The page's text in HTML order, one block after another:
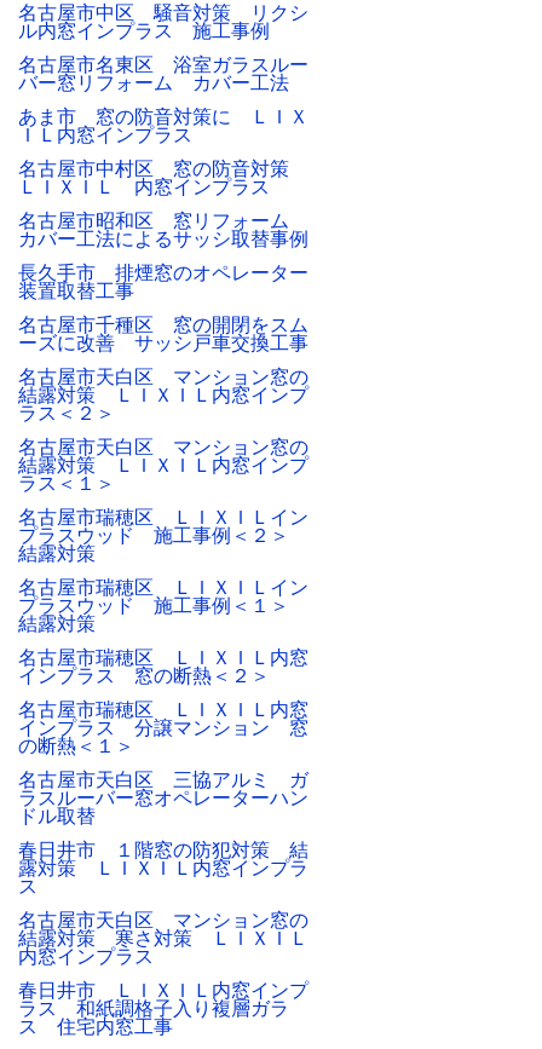
名古屋市中区 騒音対策 リクシ
ル内窓インプラス 施工事例
名古屋市名東区 浴室ガラスルー
バー窓リフォーム カバー工法
あま市 窓の防音対策に ＬＩＸ
ＩＬ内窓インプラス
名古屋市中村区 窓の防音対策
ＬＩＸＩＬ 内窓インプラス
名古屋市昭和区 窓リフォーム
カバー工法によるサッシ取替事例
長久手市 排煙窓のオペレーター
装置取替工事
名古屋市千種区 窓の開閉をスム
ーズに改善 サッシ戸車交換工事
名古屋市天白区 マンション窓の
結露対策 ＬＩＸＩＬ内窓インプ
ラス＜２＞
名古屋市天白区 マンション窓の
結露対策 ＬＩＸＩＬ内窓インプ
ラス＜１＞
名古屋市瑞穂区 ＬＩＸＩＬイン
プラスウッド 施工事例＜２＞
結露対策
名古屋市瑞穂区 ＬＩＸＩＬイン
プラスウッド 施工事例＜１＞
結露対策
名古屋市瑞穂区 ＬＩＸＩＬ内窓
インプラス 窓の断熱＜２＞
名古屋市瑞穂区 ＬＩＸＩＬ内窓
インプラス 分譲マンション 窓
の断熱＜１＞
名古屋市天白区 三協アルミ ガ
ラスルーバー窓オペレーターハン
ドル取替
春日井市 １階窓の防犯対策 結
露対策 ＬＩＸＩＬ内窓インプラ
ス
名古屋市天白区 マンション窓の
結露対策 寒さ対策 ＬＩＸＩＬ
内窓インプラス
春日井市 ＬＩＸＩＬ内窓インプ
ラス 和紙調格子入り複層ガラ
ス 住宅内窓工事